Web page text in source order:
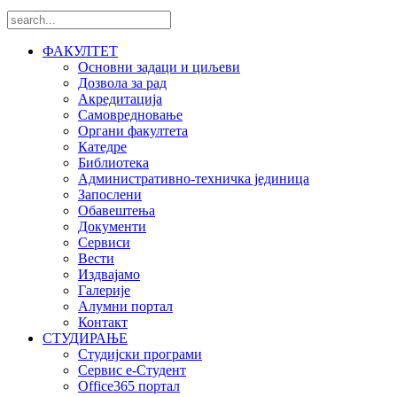
ФАКУЛТЕТ
Основни задаци и циљеви
Дозвола за рад
Акредитација
Самовредновање
Органи факултета
Катедре
Библиотека
Административно-техничка јединица
Запослени
Обавештења
Документи
Сервиси
Вести
Издвајамо
Галерије
Алумни портал
Контакт
СТУДИРАЊЕ
Студијски програми
Сервис е-Студент
Office365 портал